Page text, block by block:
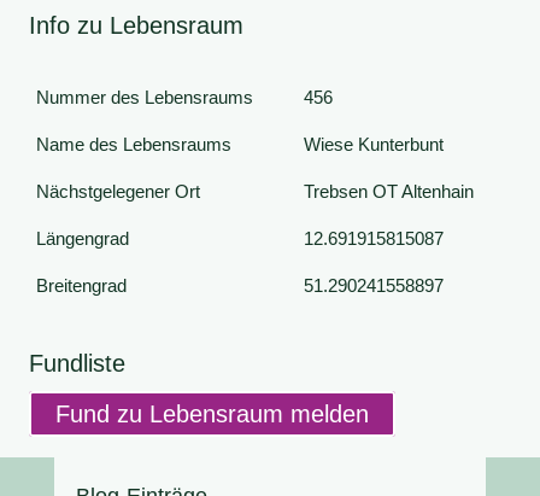
Info zu Lebensraum
Nummer des Lebensraums 456
Name des Lebensraums Wiese Kunterbunt
Nächstgelegener Ort Trebsen OT Altenhain
Längengrad 12.691915815087
Breitengrad 51.290241558897
Fundliste
Fund zu Lebensraum melden